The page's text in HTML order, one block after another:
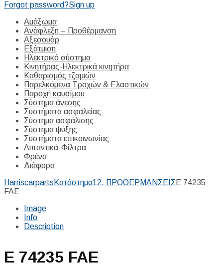
Forgot password?Sign up
Αμάξωμα
Ανάφλεξη – Προθέρμανση
Αξεσουάρ
Εξάτμιση
Ηλεκτρικό σύστημα
Κινητήρας-Ηλεκτρικά κινητήρα
Καθαρισμός τζαμιών
Παρελκόμενα Τροχών & Ελαστικών
Παροχή καυσίμου
Σύστημα άνεσης
Συστήματα ασφαλείας
Σύστημα ασφάλισης
Σύστημα ψύξης
Συστήματα επικοινωνίας
Λιπαντικά-Φίλτρα
Φρένα
Διάφορα
Harriscarparts Κατάστημα12. ΠΡΟΘΕΡΜΑΝΣΕΙΣ E 74235
FAE
Image
Info
Description
E 74235 FAE